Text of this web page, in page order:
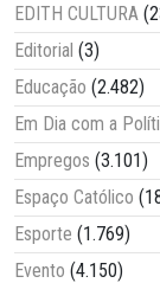
EDITH CULTURA
Editorial (3)
Educação (2.482)
Em Dia com a
Empregos (3.101)
Espaço Católico
Esporte (1.769)
Evento (4.150)